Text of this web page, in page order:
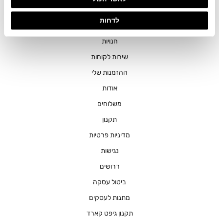
בשירותים שלהם.
לדחות
חנויות
שירות לקוחות
ההזמנות שלי
אודות
משלוחים
תקנון
מדיניות פרטיות
נגישות
דרושים
ביטול עסקה
מתנות לעסקים
תקנון גיפט קארד